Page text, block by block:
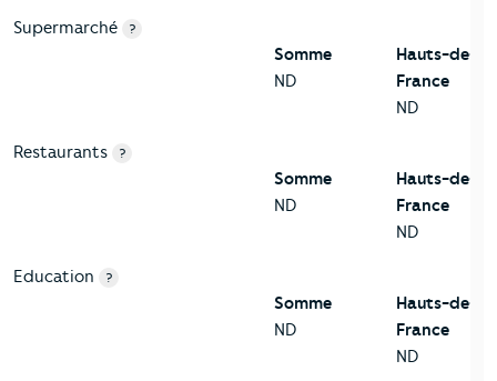
Supermarché ?
Somme
ND
Hauts-de-
France
ND
Restaurants ?
Somme
ND
Hauts-de-
France
ND
Education ?
Somme
ND
Hauts-de-
France
ND